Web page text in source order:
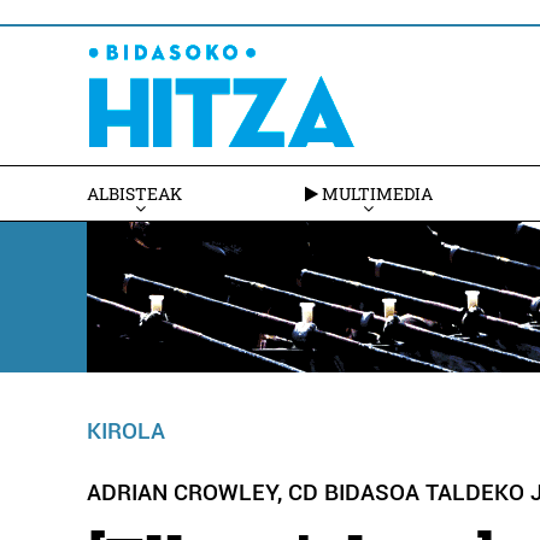
ALBISTEAK MULTIMEDIA
KIROLA
ADRIAN CROWLEY, CD BIDASOA TALDEKO